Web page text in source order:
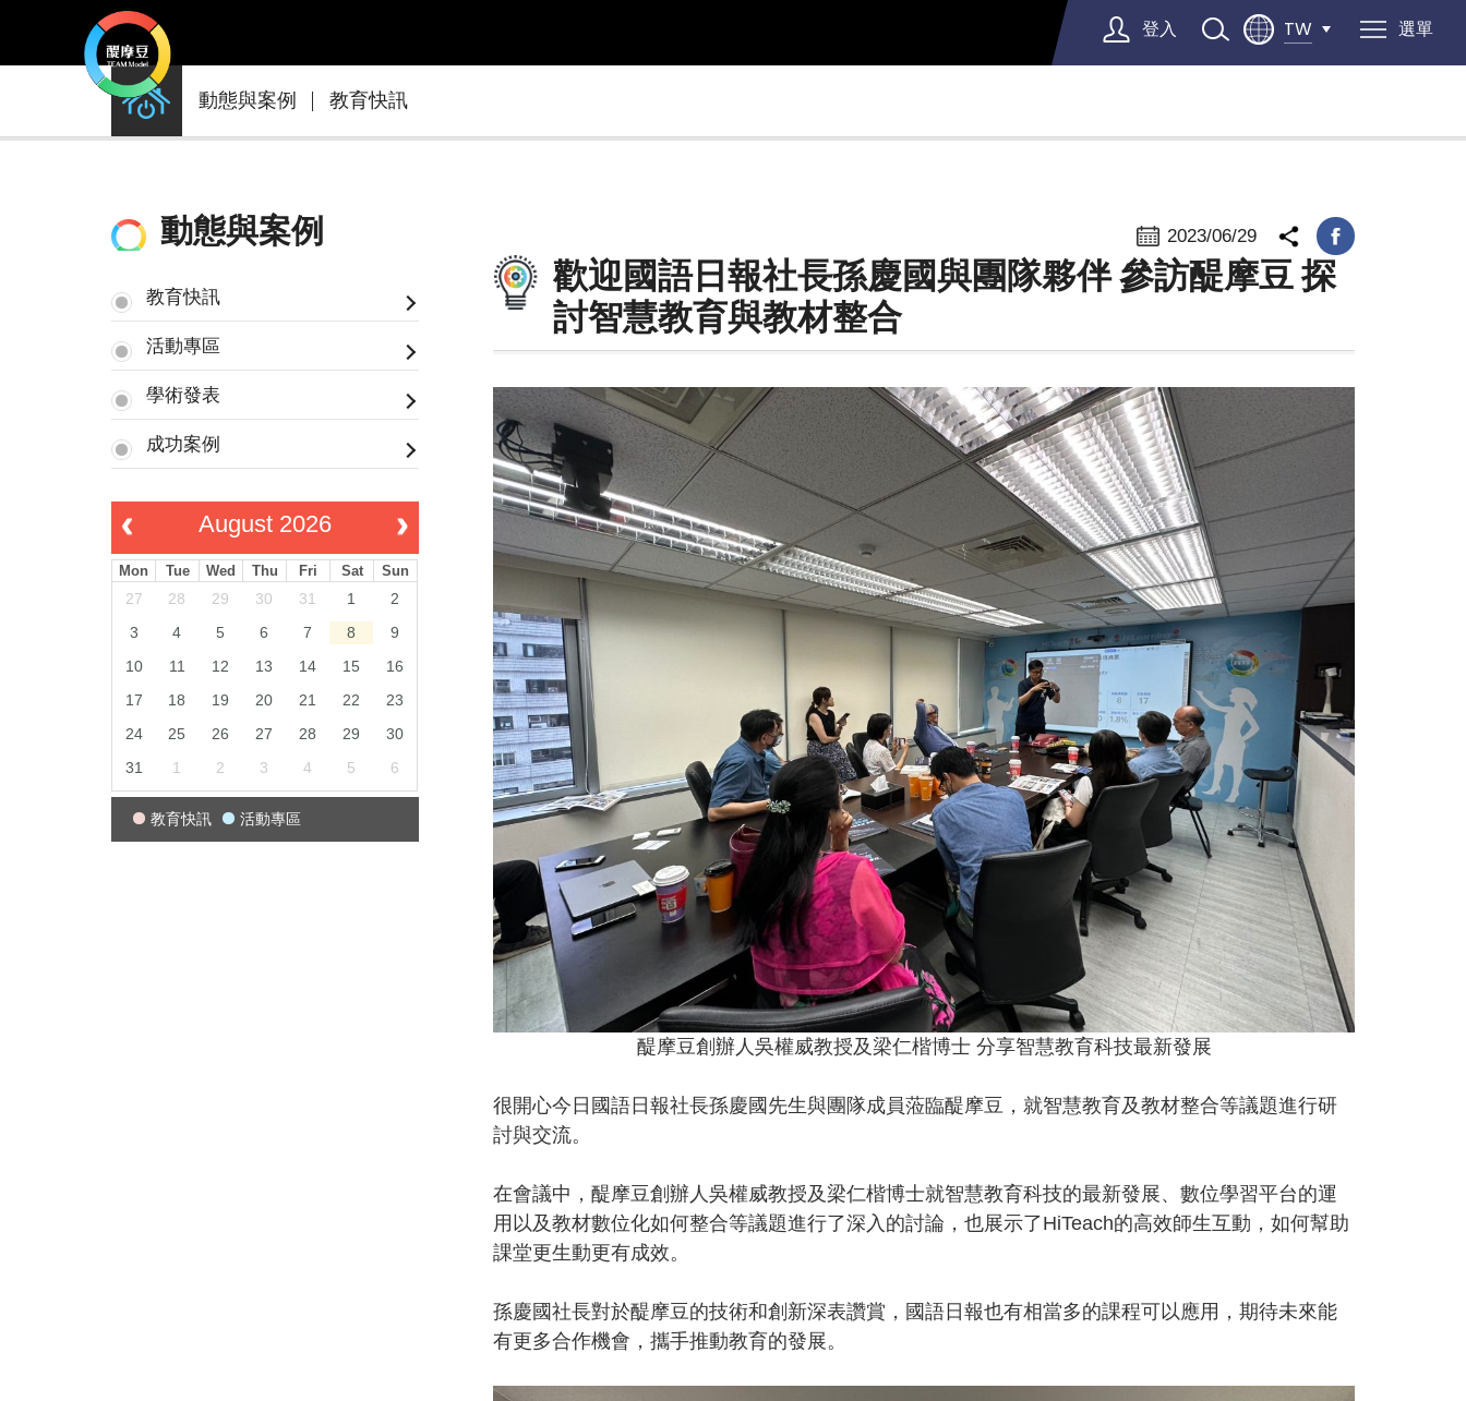
登入 TW 選單
動態與案例 教育快訊
動態與案例
教育快訊
活動專區
學術發表
成功案例
August 2026
Mon Tue Wed Thu Fri Sat Sun
27 28 29 30 31 1
2
3
4 5 6 7 8
9
10
11 12 13 14 15
16
17
18 19 20 21 22
23
24
25 26 27 28 29
30
31
1 2 3 4 5 6
教育快訊 活動專區
2023/06/29
歡迎國語日報社長孫慶國與團隊夥伴 參訪醍摩豆 探
討智慧教育與教材整合
醍摩豆創辦人吳權威教授及梁仁楷博士 分享智慧教育科技最新發展
很開心今日國語日報社長孫慶國先生與團隊成員蒞臨醍摩豆，就智慧教育及教材整合等議題進行研
討與交流。
在會議中，醍摩豆創辦人吳權威教授及梁仁楷博士就智慧教育科技的最新發展、數位學習平台的運
用以及教材數位化如何整合等議題進行了深入的討論，也展示了HiTeach的高效師生互動，如何幫助
課堂更生動更有成效。
孫慶國社長對於醍摩豆的技術和創新深表讚賞，國語日報也有相當多的課程可以應用，期待未來能
有更多合作機會，攜手推動教育的發展。